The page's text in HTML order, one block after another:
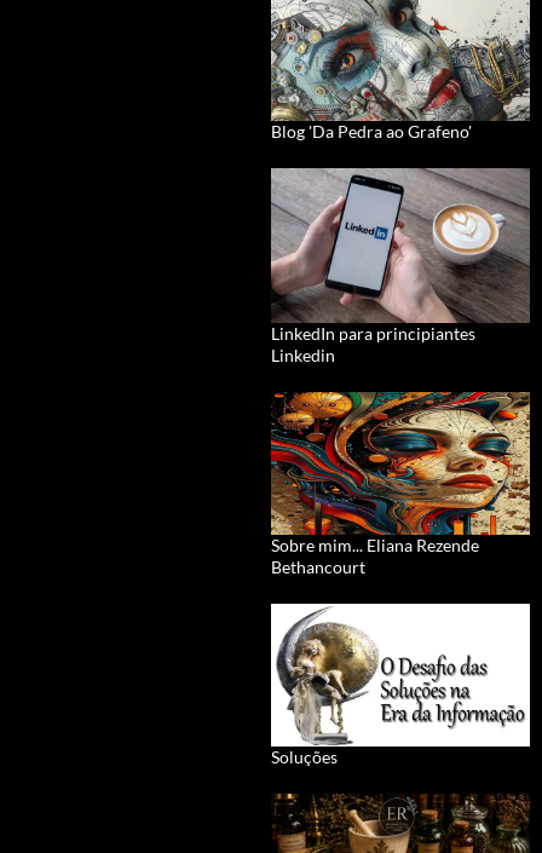
Blog 'Da Pedra ao Grafeno'
LinkedIn para principiantes
Linkedin
Sobre mim... Eliana Rezende
Bethancourt
Soluções